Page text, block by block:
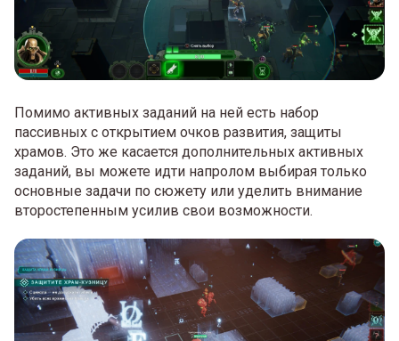
Помимо активных заданий на ней есть набор
пассивных с открытием очков развития, защиты
храмов. Это же касается дополнительных активных
заданий, вы можете идти напролом выбирая только
основные задачи по сюжету или уделить внимание
второстепенным усилив свои возможности.